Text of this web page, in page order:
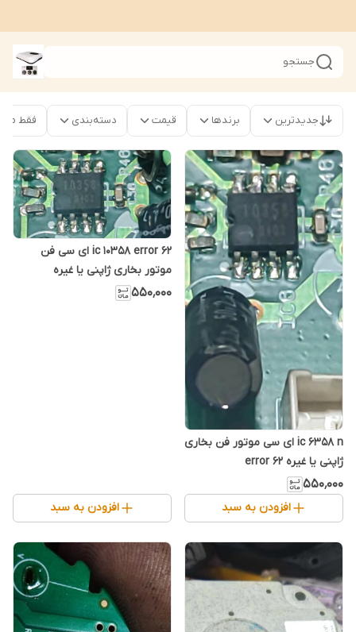
جستجو
جدیدترین برندها قیمت دسته‌بندی فقط
ic 6358 n ای سی موتور فن بخاری
ژاپنی یا غیره error 62
۵۵۰٬۰۰۰
افزودن به سبد
ic 10358 error 62 ای سی فن
موتور بخاری ژاپنی یا غیره
۵۵۰٬۰۰۰
افزودن به سبد